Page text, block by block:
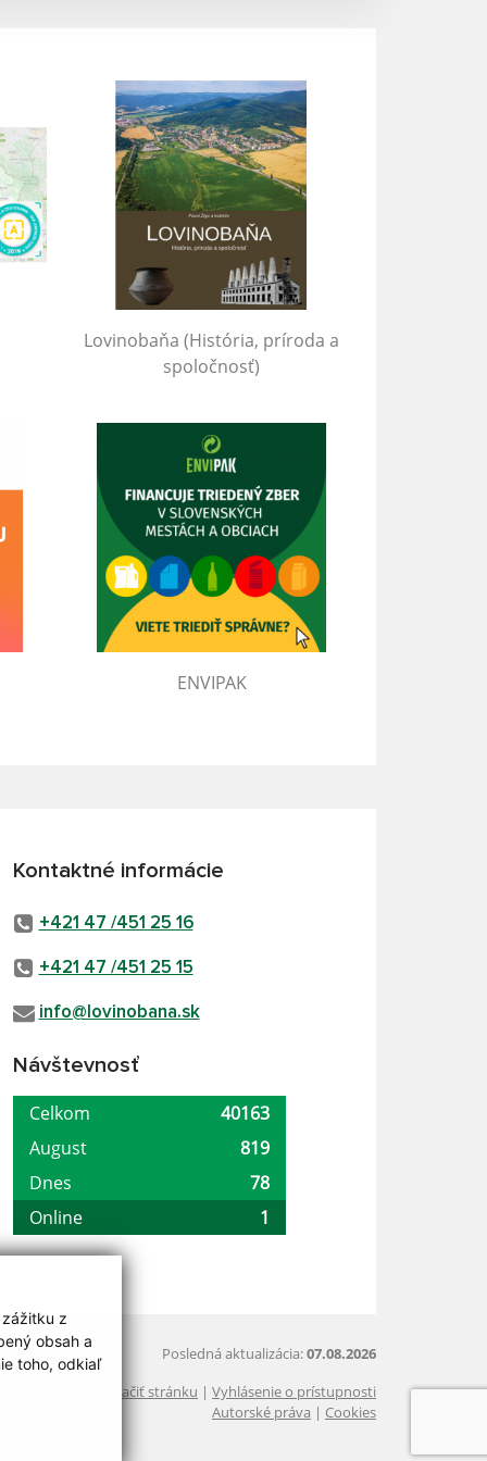
z
obsah a
toho, odkiaľ
Lovinobaňa (História, príroda a
spoločnosť)
ENVIPAK
Kontaktné informácie
+421 47 /451 25 16
+421 47 /451 25 15
info@lovinobana.sk
Návštevnosť
Posledná aktualizácia:07.08.2026
Vytlačiť stránku | Vyhlásenie o prístupnosti
Autorské práva | Cookies